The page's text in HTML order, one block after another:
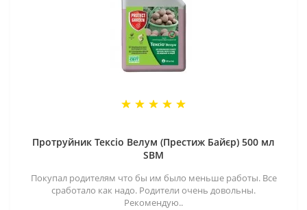
Протруйник Тексіо Велум (Престиж Байєр) 500 мл
SBM
Покупал родителям что бы им было меньше работы. Все
сработало как надо. Родители очень довольны.
Рекомендую..